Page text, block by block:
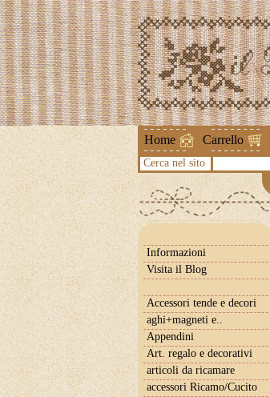
Home Carrello
Cerca nel sito
Informazioni
Visita il Blog
Accessori tende e decori
aghi+magneti e..
Appendini
Art. regalo e decorativi
articoli da ricamare
accessori Ricamo/Cucito